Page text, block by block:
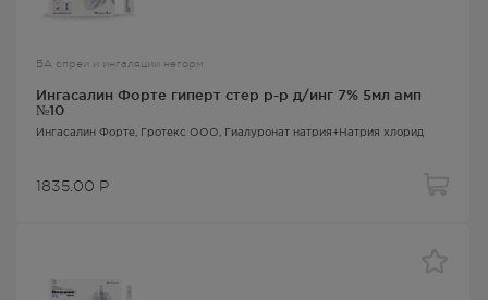
БА спреи и ингаляции негорм
Ингасалин Форте гиперт стер р-р д/инг 7% 5мл амп
№10
Ингасалин Форте, Гротекс ООО, Гиалуронат натрия+Натрия хлорид
1835.00 Р